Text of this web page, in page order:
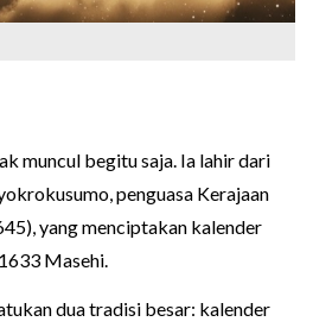
muncul begitu saja. Ia lahir dari
penguasa Kerajaan
yang menciptakan kalender
Masehi.
dua tradisi besar: kalender